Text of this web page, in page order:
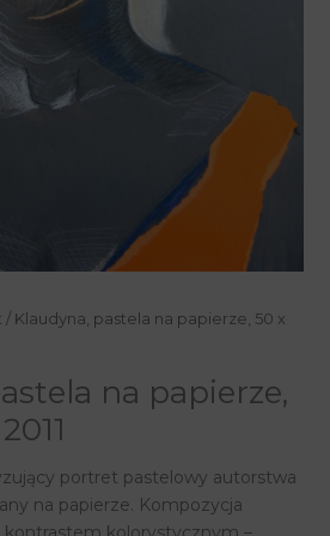
/ Klaudyna, pastela na papierze, 50 x
na papierze,
portret pastelowy autorstwa
na papierze. Kompozycja